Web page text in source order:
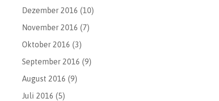
Dezember 2016 (10)
November 2016 (7)
Oktober 2016 (3)
September 2016 (9)
August 2016 (9)
Juli 2016 (5)